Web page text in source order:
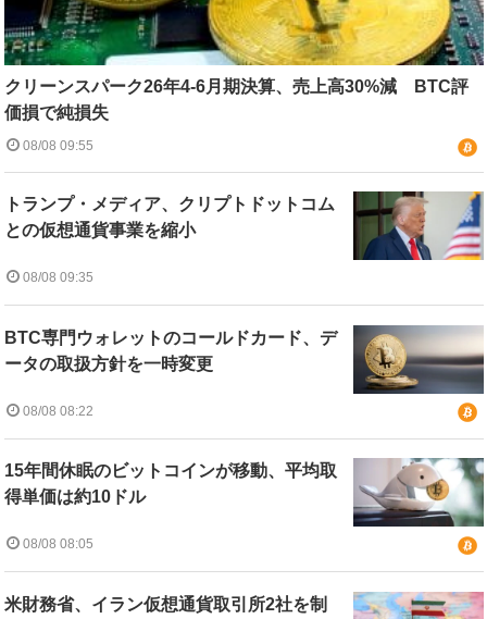
クリーンスパーク26年4-6月期決算、売上高30%減 BTC評
価損で純損失
08/08 09:55
トランプ・メディア、クリプトドットコム
との仮想通貨事業を縮小
08/08 09:35
BTC専門ウォレットのコールドカード、デ
ータの取扱方針を一時変更
08/08 08:22
15年間休眠のビットコインが移動、平均取
得単価は約10ドル
08/08 08:05
米財務省、イラン仮想通貨取引所2社を制